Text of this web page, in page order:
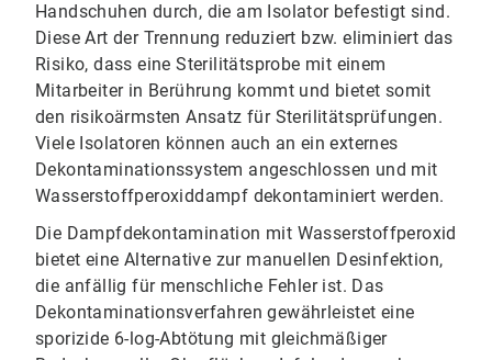
Handschuhen durch, die am Isolator befestigt sind.
Diese Art der Trennung reduziert bzw. eliminiert das
Risiko, dass eine Sterilitätsprobe mit einem
Mitarbeiter in Berührung kommt und bietet somit
den risikoärmsten Ansatz für Sterilitätsprüfungen.
Viele Isolatoren können auch an ein externes
Dekontaminationssystem angeschlossen und mit
Wasserstoffperoxiddampf dekontaminiert werden.
Die Dampfdekontamination mit Wasserstoffperoxid
bietet eine Alternative zur manuellen Desinfektion,
die anfällig für menschliche Fehler ist. Das
Dekontaminationsverfahren gewährleistet eine
sporizide 6-log-Abtötung mit gleichmäßiger